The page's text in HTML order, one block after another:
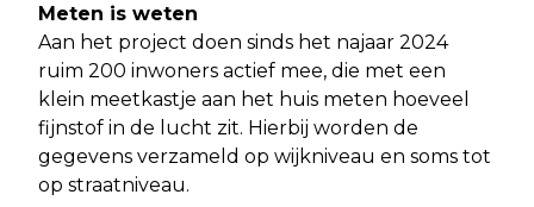
Meten is weten
Aan het project doen sinds het najaar 2024
ruim 200 inwoners actief mee, die met een
klein meetkastje aan het huis meten hoeveel
fijnstof in de lucht zit. Hierbij worden de
gegevens verzameld op wijkniveau en soms tot
op straatniveau.